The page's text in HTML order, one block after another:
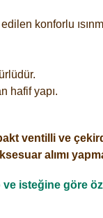
konforlu
hafif yapı.
ventilli ve
alımı
isteğine göre